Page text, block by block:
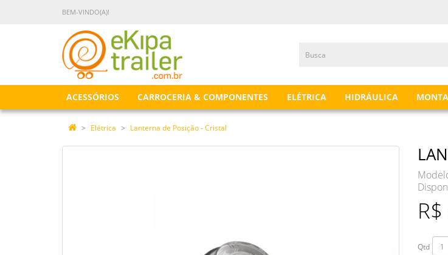
BEM-VINDO(A)!
ACESSÓRIOS CARROCERIA & COMPONENTES ELÉTRICA HIDRÁULICA
Elétrica Lanterna de Posição - Cristal
Qtd